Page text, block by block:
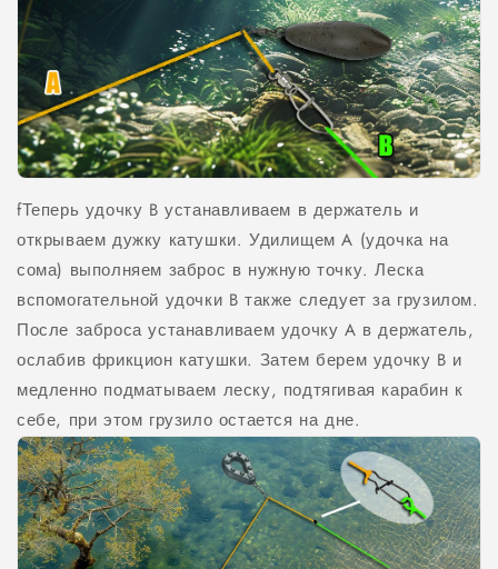
fТеперь удочку B устанавливаем в держатель и
открываем дужку катушки. Удилищем A (удочка на
сома) выполняем заброс в нужную точку. Леска
вспомогательной удочки B также следует за грузилом.
После заброса устанавливаем удочку A в держатель,
ослабив фрикцион катушки. Затем берем удочку B и
медленно подматываем леску, подтягивая карабин к
себе, при этом грузило остается на дне.